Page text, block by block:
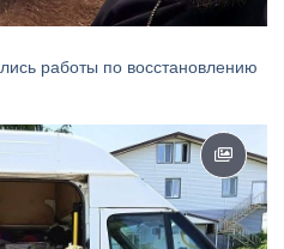
работы по восстановлению